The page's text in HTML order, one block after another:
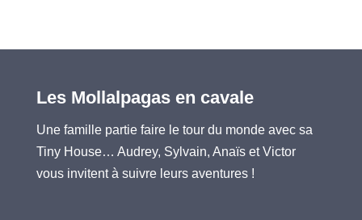
Les Mollalpagas en cavale
Une famille partie faire le tour du monde avec sa
Tiny House… Audrey, Sylvain, Anaïs et Victor
vous invitent à suivre leurs aventures !